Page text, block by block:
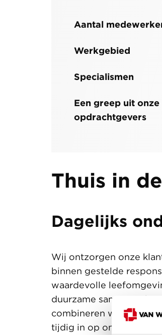
Aantal
Werkgebied
Specialismen
Een greep uit onze
opdrachtgevers
Thuis in
Dagelijks
Wij ontzorgen onze
binnen gestelde
waardevolle
duurzame
combineren we
tijdig in op